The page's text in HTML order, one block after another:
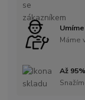
Máme
Až